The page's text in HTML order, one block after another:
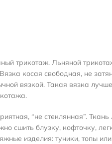
трикотаж. Льняной
косая свободная, не
вязкой. Такая вязка
“не стеклянная”.
сшить блузку, кофточку,
изделия: туники, топы